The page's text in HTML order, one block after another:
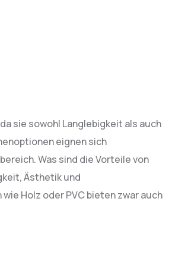
sie sowohl Langlebigkeit als auch
eignen sich
Was sind die Vorteile von
Ästhetik und
Holz oder PVC bieten zwar auch